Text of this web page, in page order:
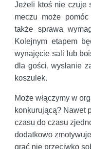
Jeżeli ktoś nie czuje
meczu może
także sprawa
Kolejnym etapem
wynajęcie sali lub
dla gości, wysłanie
koszulek.
Może włączymy w
konkurującą? Nawet
czasu do czasu
dodatkowo
grać nie przeciwko